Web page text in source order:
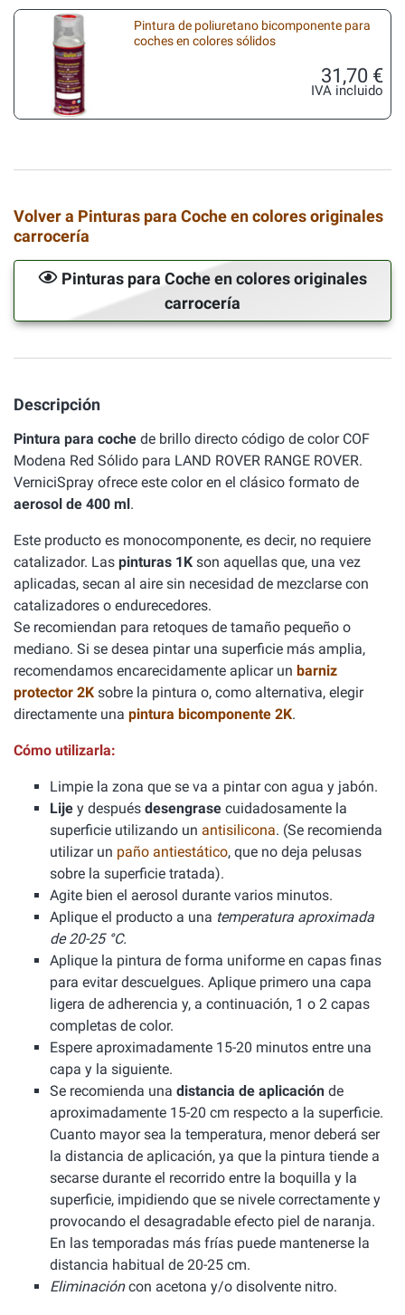
Pintura de poliuretano bicomponente para
coches en colores sólidos
31,70 €
IVA incluido
Volver a Pinturas para Coche en colores originales
carrocería
Pinturas para Coche en colores originales
carrocería
Descripción
Pintura para coche de brillo directo código de color COF
Modena Red Sólido para LAND ROVER RANGE ROVER.
VerniciSpray ofrece este color en el clásico formato de
aerosol de 400 ml.
Este producto es monocomponente, es decir, no requiere
catalizador. Las pinturas 1K son aquellas que, una vez
aplicadas, secan al aire sin necesidad de mezclarse con
catalizadores o endurecedores.
Se recomiendan para retoques de tamaño pequeño o
mediano. Si se desea pintar una superficie más amplia,
recomendamos encarecidamente aplicar un barniz
protector 2K sobre la pintura o, como alternativa, elegir
directamente una pintura bicomponente 2K.
Cómo utilizarla:
Limpie la zona que se va a pintar con agua y jabón.
Lije y después desengrase cuidadosamente la
superficie utilizando un antisilicona. (Se recomienda
utilizar un paño antiestático, que no deja pelusas
sobre la superficie tratada).
Agite bien el aerosol durante varios minutos.
Aplique el producto a una temperatura aproximada
de 20-25 °C.
Aplique la pintura de forma uniforme en capas finas
para evitar descuelgues. Aplique primero una capa
ligera de adherencia y, a continuación, 1 o 2 capas
completas de color.
Espere aproximadamente 15-20 minutos entre una
capa y la siguiente.
Se recomienda una distancia de aplicación de
aproximadamente 15-20 cm respecto a la superficie.
Cuanto mayor sea la temperatura, menor deberá ser
la distancia de aplicación, ya que la pintura tiende a
secarse durante el recorrido entre la boquilla y la
superficie, impidiendo que se nivele correctamente y
provocando el desagradable efecto piel de naranja.
En las temporadas más frías puede mantenerse la
distancia habitual de 20-25 cm.
Eliminacióncon acetona y/o disolvente nitro.